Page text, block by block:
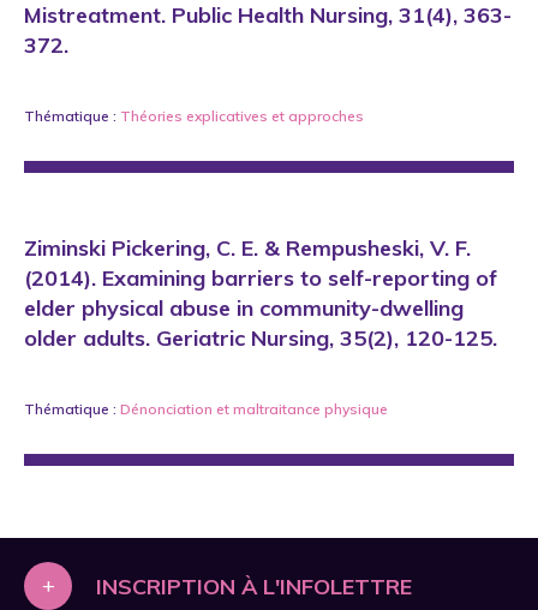
Mistreatment. Public Health Nursing, 31(4), 363-
372.
Thématique : Théories explicatives et approches
Ziminski Pickering, C. E. & Rempusheski, V. F.
(2014). Examining barriers to self-reporting of
elder physical abuse in community-dwelling
older adults. Geriatric Nursing, 35(2), 120-125.
Thématique : Dénonciation et maltraitance physique
+ INSCRIPTION À L'INFOLETTRE